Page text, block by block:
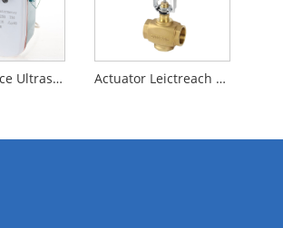
Méadar Uisce Ultrasonach Cónaithe Píopa Práis Actuator Leictreach Sraith A8088